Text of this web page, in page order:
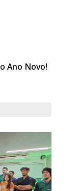
Ano Novo!